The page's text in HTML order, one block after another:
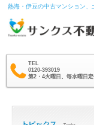
熱海・伊豆の中古マンション、
TEL
0120-393019
第2・4火曜日、毎水曜日